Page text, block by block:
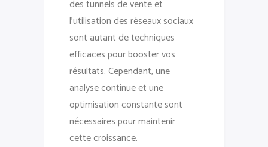
des tunnels de vente et
l’utilisation des réseaux sociaux
sont autant de techniques
efficaces pour booster vos
résultats. Cependant, une
analyse continue et une
optimisation constante sont
nécessaires pour maintenir
cette croissance.